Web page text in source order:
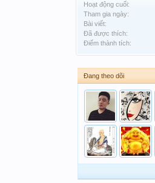
Hoạt động cuối:
Tham gia ngày:
Bài viết:
Đã được thích:
Điểm thành tích:
Đang theo dõi